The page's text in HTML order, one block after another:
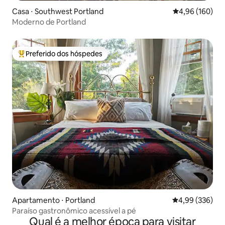
Casa ⋅ Southwest Portland 4,96 de uma
4,96 (160)
Moderno de Portland
Entre os melhores preferidos dos hóspedes
Preferido dos hóspedes
Apartamento ⋅ Portland 4,99 de uma
4,99 (336)
Paraíso gastronômico acessível a pé
Qual é a melhor época para visitar